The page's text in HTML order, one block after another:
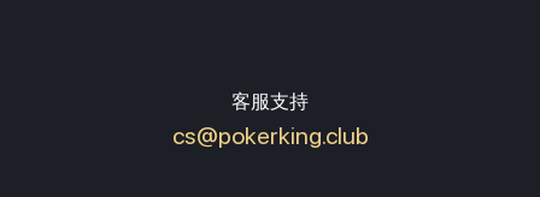
客服支持
cs@pokerking.club